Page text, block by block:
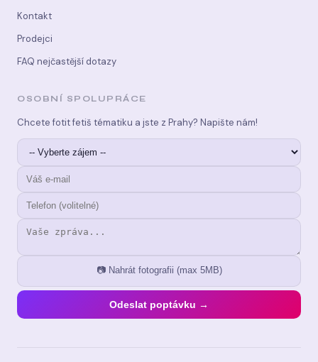
Kontakt
Prodejci
FAQ nejčastější dotazy
OSOBNÍ SPOLUPRÁCE
Chcete fotit fetiš tématiku a jste z Prahy? Napište nám!
📷 Nahrát fotografii (max 5MB)
Odeslat poptávku →